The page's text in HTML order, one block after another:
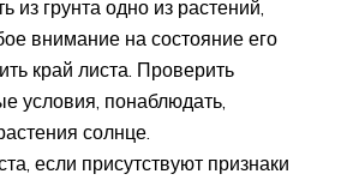
из грунта одно из растений,
внимание на состояние его
край листа. Проверить
условия, понаблюдать,
солнце.
если присутствуют признаки